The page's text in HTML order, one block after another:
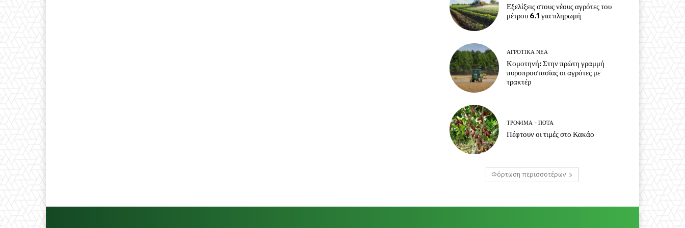
Εξελίξεις στους νέους αγρότες του
μέτρου 6.1 για πληρωμή
ΑΓΡΟΤΙΚΆ ΝΈΑ
Κομοτηνή: Στην πρώτη γραμμή
πυροπροστασίας οι αγρότες με
τρακτέρ
ΤΡΌΦΙΜΑ - ΠΟΤΆ
Πέφτουν οι τιμές στο Κακάο
Φόρτωση περισσοτέρων